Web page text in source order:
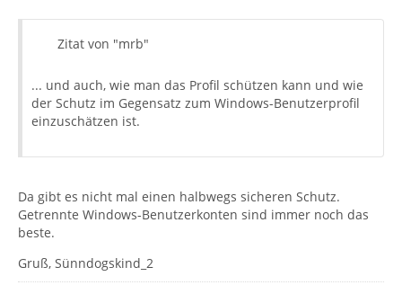
Zitat von "mrb"
... und auch, wie man das Profil schützen kann und wie
der Schutz im Gegensatz zum Windows-Benutzerprofil
einzuschätzen ist.
Da gibt es nicht mal einen halbwegs sicheren Schutz.
Getrennte Windows-Benutzerkonten sind immer noch das
beste.
Gruß, Sünndogskind_2